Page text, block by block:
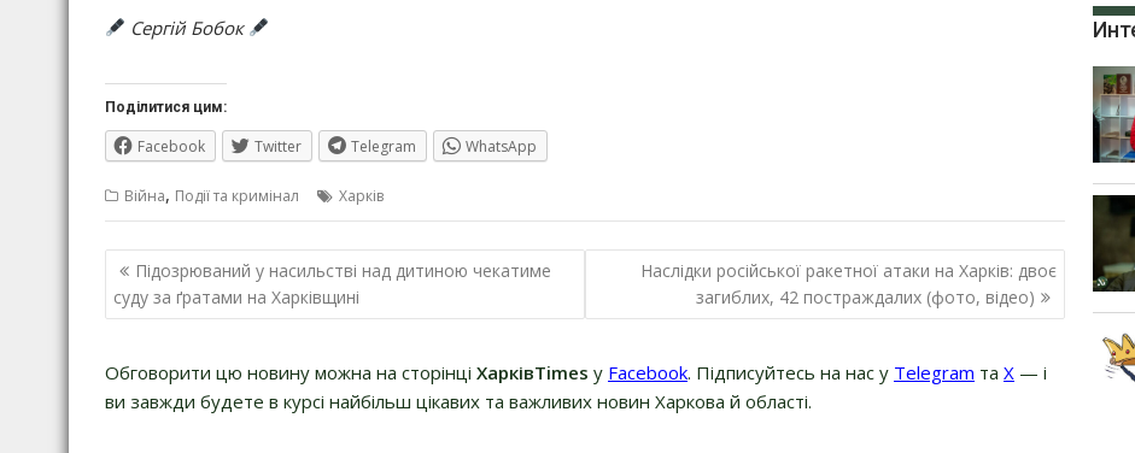
Сергій Бобок
Поділитися цим:
Facebook Twitter Telegram WhatsApp
Війна, Події та кримінал Харків
Навігація
записів
Підозрюваний у насильстві над дитиною чекатиме
суду за ґратами на Харківщині
Наслідки російської ракетної атаки на Харків: двоє
загиблих, 42 постраждалих (фото, відео)
Обговорити цю новину можна на сторінці ХарківTimes у Facebook. Підписуйтесь на нас у Telegram та Х — і
ви завжди будете в курсі найбільш цікавих та важливих новин Харкова й області.